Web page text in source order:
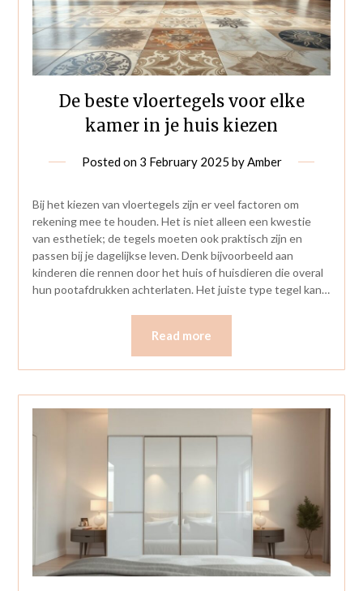
De beste vloertegels voor elke
kamer in je huis kiezen
Posted on 3 February 2025 by Amber
Bij het kiezen van vloertegels zijn er veel factoren om
rekening mee te houden. Het is niet alleen een kwestie
van esthetiek; de tegels moeten ook praktisch zijn en
passen bij je dagelijkse leven. Denk bijvoorbeeld aan
kinderen die rennen door het huis of huisdieren die overal
hun pootafdrukken achterlaten. Het juiste type tegel kan…
Read more